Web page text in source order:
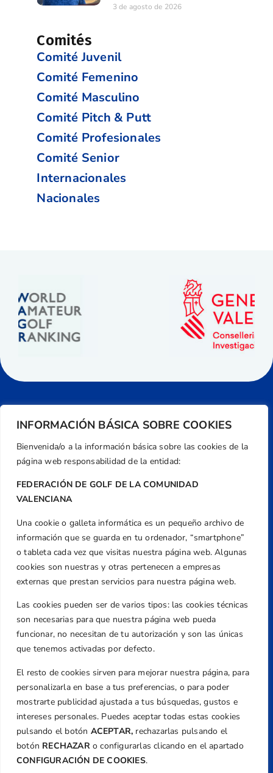
INFORMACIÓN BÁSICA SOBRE COOKIES
Bienvenida/o a la información básica sobre las cookies de la
página web responsabilidad de la entidad:
FEDERACIÓN DE GOLF DE LA COMUNIDAD
VALENCIANA
Una cookie o galleta informática es un pequeño archivo de
información que se guarda en tu ordenador, “smartphone”
o tableta cada vez que visitas nuestra página web. Algunas
cookies son nuestras y otras pertenecen a empresas
externas que prestan servicios para nuestra página web.
Las cookies pueden ser de varios tipos: las cookies técnicas
son necesarias para que nuestra página web pueda
funcionar, no necesitan de tu autorización y son las únicas
que tenemos activadas por defecto.
El resto de cookies sirven para mejorar nuestra página, para
personalizarla en base a tus preferencias, o para poder
mostrarte publicidad ajustada a tus búsquedas, gustos e
intereses personales. Puedes aceptar todas estas cookies
pulsando el botón ACEPTAR, rechazarlas pulsando el
botón RECHAZARo configurarlas clicando en el apartado
CONFIGURACIÓN DE COOKIES.
3 de agosto de 2026
Comités
Comité Juvenil
Comité Femenino
Comité Masculino
Comité Pitch & Putt
Comité Profesionales
Comité Senior
Internacionales
Nacionales
Dirección
Centre de L´Esport, Carrer d'Isaac Peral i
Caballero, Nº 5, Despachos 2 y 3, 46980,
Valencia
+34 961 367 799
Email
federacion@golfcv.com
Aviso Legal
Política de Privacidad
Transparencia
Normativa
Federación